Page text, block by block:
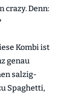
crazy. Denn:
Kombi ist
genau
salzig-
Spaghetti,